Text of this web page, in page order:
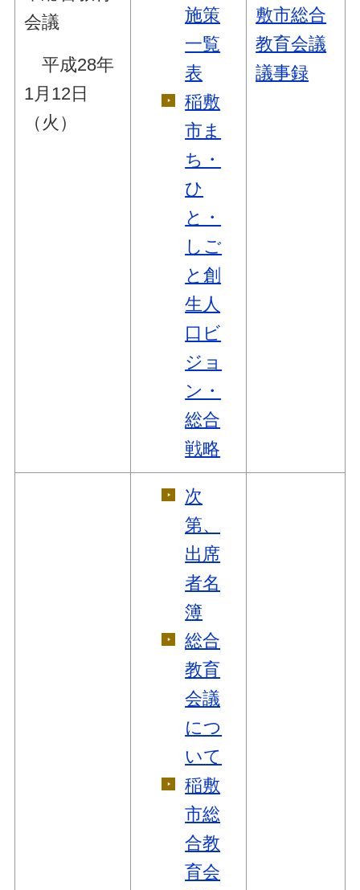
会議
平成28年
1月12日
（火）
施策
一覧
表
稲敷
市ま
ち・
ひ
と・
しご
と創
生人
口ビ
ジョ
ン・
総合
戦略
敷市総合
教育会議
議事録
次
第、
出席
者名
簿
総合
教育
会議
につ
いて
稲敷
市総
合教
育会